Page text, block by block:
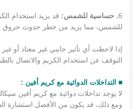
6. حساسية للشمس: قد يزيد استخدام
للشمس، مما يزيد من خطر حدوث
إذا لاحظت أي تأثير جانبي غير معتاد أو
التوقف عن استخدام الكريم والاتصال
■ التداخلات الدوائية مع كريم أفين :
لا يوجد تداخلات دوائية مع كريم أفين
ومع ذلك، قد يكون من الأفضل استشارة